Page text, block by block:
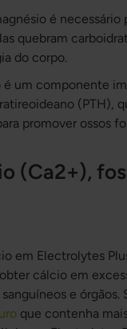
é
quebram
do corpo.
é um componente
(PTH),
promover ossos
(Ca2+),
em Electrolytes
cálcio em
e
que contenha